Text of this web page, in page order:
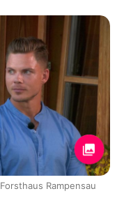
Rampensau